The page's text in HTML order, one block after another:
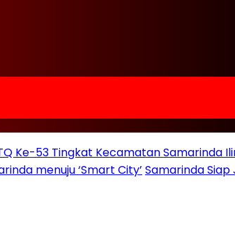
Ke-53 Tingkat Kecamatan Samarinda
menuju ‘Smart City’ Samarinda